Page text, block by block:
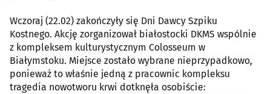
Wczoraj (22.02) zakończyły się Dni Dawcy Szpiku
Kostnego. Akcję zorganizował białostocki DKMS wspólnie
z kompleksem kulturystycznym Colosseum w
Białymstoku. Miejsce zostało wybrane nieprzypadkowo,
ponieważ to właśnie jedną z pracownic kompleksu
tragedia nowotworu krwi dotknęła osobiście: